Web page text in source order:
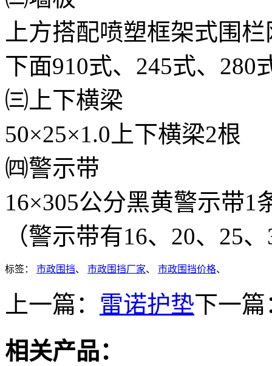
上方搭配喷塑框架式围
下面910式、245式、280
㈢上下横梁
50×25×1.0上下横梁2根
㈣警示带
16×305公分黑黄警示带1
（警示带有16、20、25
标签： 市政围挡、 市政围挡厂家、 市政围挡价格、
上一篇： 雷诺护垫下一篇
相关产品：